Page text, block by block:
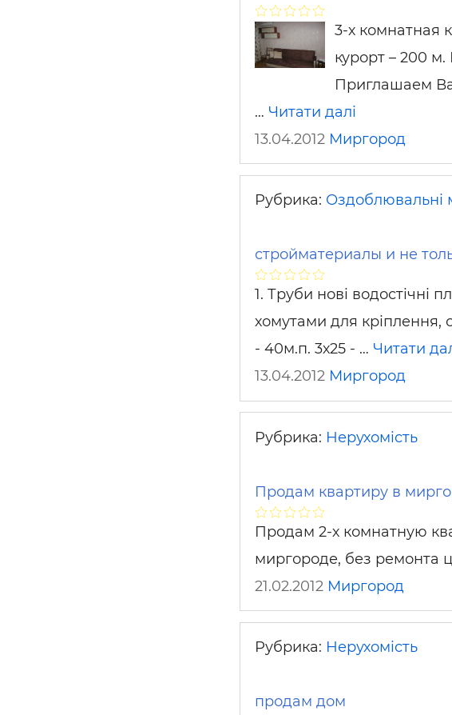
3-х комнатная
курорт – 200
Приглашаем
… Читати далі
13.04.2012 Миргород
Рубрика: Оздоблювальні
стройматериалы и не
1. Труби нові водостічні
хомутами для кріплення,
- 40м.п. 3х25 - … Читати
13.04.2012 Миргород
Рубрика: Нерухомість
Продам квартиру в
Продам 2-х комнатную
миргороде, без ремонта
21.02.2012 Миргород
Рубрика: Нерухомість
продам дом